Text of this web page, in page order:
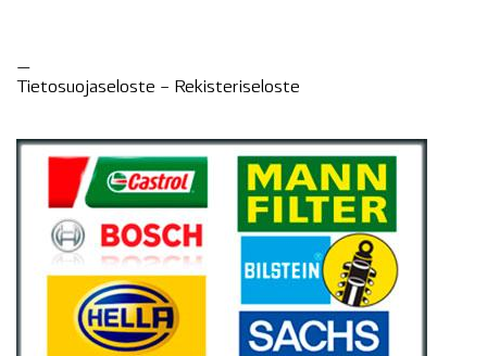
—
Tietosuojaseloste – Rekisteriseloste